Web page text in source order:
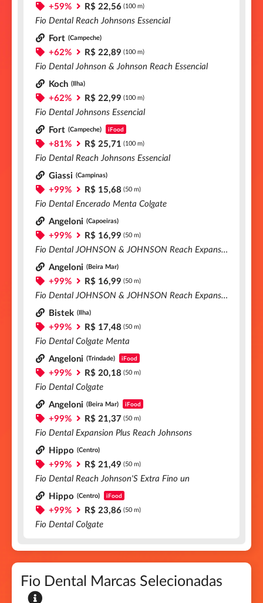
+59% R$ 22,56 (100 m)
Fio Dental Reach Johnsons Essencial
Fort (Campeche)
+62% R$ 22,89 (100 m)
Fio Dental Johnson & Johnson Reach Essencial
Koch (Ilha)
+62% R$ 22,99 (100 m)
Fio Dental Johnsons Essencial
Fort (Campeche) iFood
+81% R$ 25,71 (100 m)
Fio Dental Reach Johnsons Essencial
Giassi (Campinas)
+99% R$ 15,68 (50 m)
Fio Dental Encerado Menta Colgate
Angeloni (Capoeiras)
+99% R$ 16,99 (50 m)
Fio Dental JOHNSON & JOHNSON Reach Expansion Extra Fino
Angeloni (Beira Mar)
+99% R$ 16,99 (50 m)
Fio Dental JOHNSON & JOHNSON Reach Expansion Extra Fino
Bistek (Ilha)
+99% R$ 17,48 (50 m)
Fio Dental Colgate Menta
Angeloni (Trindade) iFood
+99% R$ 20,18 (50 m)
Fio Dental Colgate
Angeloni (Beira Mar) iFood
+99% R$ 21,37 (50 m)
Fio Dental Expansion Plus Reach Johnsons
Hippo (Centro)
+99% R$ 21,49 (50 m)
Fio Dental Reach Johnson'S Extra Fino un
Hippo (Centro) iFood
+99% R$ 23,86 (50 m)
Fio Dental Colgate
Fio Dental Marcas Selecionadas